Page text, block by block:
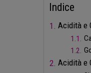
Indice
Acidità e
Acidità e